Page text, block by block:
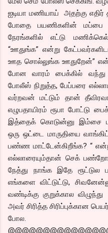
ஐடியா மணியாய் அதற்கு எதிர்
போதை பயணிகளின் மப்பை
நேரங்களில் எட்டு
“ஊதுங்க” என்று
ஊத சொல்லுங்க ஊதுறேன்”
போன வாரம் பைக்கில் வந்து
போலீஸ் நிறுத்த, பேப்பரை
வர்றவன் மட்டும் தான்
எழுபதாயிரம் ரூபா
இத்தைக் கொடுன்னு இம்சை
ஒரு ஒட்டை மாருதியை
பண்ண மாட்டேன்கிறீங்க? “
எல்லாரையும்தான் செக்
நேத்து நாங்க இதே ரூட்டுல
எங்களை விட்டுட்டு,
வண்டிக்கு குறுக்கால
அவர் சிரித்த சிரிப்புக்கான
போல.